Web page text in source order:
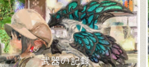
武器の記録